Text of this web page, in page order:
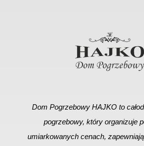
Dom Pogrzebowy HAJKO to
pogrzebowy, który organizuje
umiarkowanych cenach,